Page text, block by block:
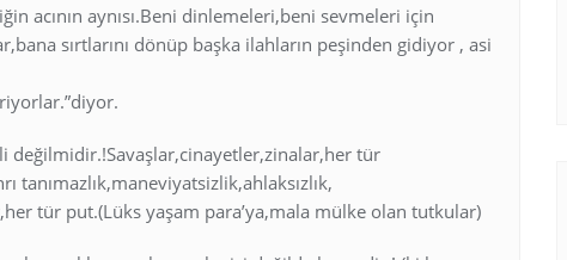
acının aynısı.Beni dinlemeleri,beni sevmeleri için
sırtlarını dönüp başka ilahların peşinden gidiyor , asi
değilmidir.!Savaşlar,cinayetler,zinalar,her tür
tanımazlık,maneviyatsizlik,ahlaksızlık,
tür put.(Lüks yaşam para’ya,mala mülke olan tutkular)